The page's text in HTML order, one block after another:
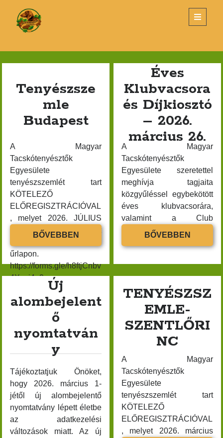
Magyar
Tacskótenyésztők
Egyesülete
open
primary
Sidebar
LEGUTÓBBI BEJEGYZÉSEK
Tenyészszemle Budapest
Éves Klubvacsora és Díjkiosztó – 2026. március 26.
Új alombejelentő nyomtatvány
TENYÉSZSZEMLE- SZENTLŐRINC
Tacskók világkiállítása Budapesten – találkozzunk a
Hungexpón
KATEGÓRIÁK
Egyebek
Tenyésztési csoport
ARCHÍVUM
2026 március
2026 február
2026 január
2025 december
2025 november
Tacskótenyésztők
Egyesülete
Posts
Tenyészsze
mle
Budapest
A Magyar
Tacskótenyésztők
Egyesülete
tenyészszemlét tart
KÖTELEZŐ
ELŐREGISZTRÁCIÓVAL
, melyet 2026. JÚLIUS
19. vasárnap éjfélig lehet
űrlapon.
https://forms.gle/h8ftjCnbv
4Xyui4e9…
BŐVEBBENTENYÉSZSZEMLE
BUDAPEST
Éves
Klubvacsora
és Díjkiosztó
– 2026.
március 26.
A Magyar
Tacskótenyésztők
Egyesülete szeretettel
meghívja tagjaita
közgyűléssel egybekötött
éves klubvacsorára,
valamint a Club
Champion és Dakszli
BŐVEBBENÉVES
2026.
26.
Új
alombejelent
ő
nyomtatván
y
Tájékoztatjuk Önöket,
hogy 2026. március 1-
jétől új alombejelentő
nyomtatvány lépett életbe
az adatkezelési
változások miatt. Az új
TENYÉSZSZ
EMLE-
SZENTLŐRI
NC
A Magyar
Tacskótenyésztők
Egyesülete
tenyészszemlét tart
KÖTELEZŐ
ELŐREGISZTRÁCIÓVAL
, melyet 2026. március